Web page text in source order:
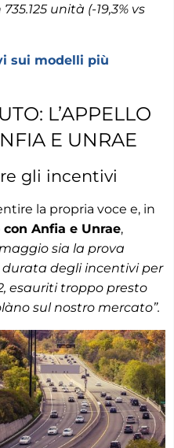
unità (-19,3% vs
sui modelli più
L’APPELLO
E UNRAE
gli incentivi
la propria voce e, in
Anfia e Unrae,
sia la prova
degli incentivi per
esauriti troppo presto
sul nostro mercato”.